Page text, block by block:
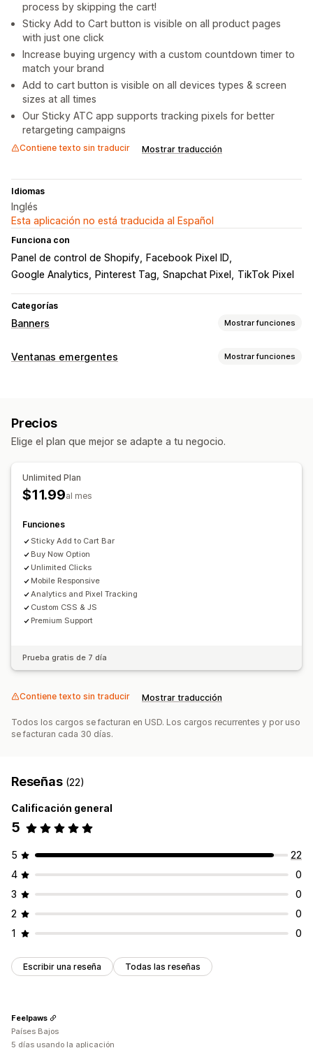
process by skipping the cart!
Sticky Add to Cart button is visible on all product pages
with just one click
Increase buying urgency with a custom countdown timer to
match your brand
Add to cart button is visible on all devices types & screen
sizes at all times
Our Sticky ATC app supports tracking pixels for better
retargeting campaigns
Contiene texto sin traducir Mostrar traducción
Idiomas
Inglés
Esta aplicación no está traducida al Español
Funciona con
Panel de control de Shopify
Facebook Pixel ID
Google Analytics
Pinterest Tag Snapchat Pixel TikTok Pixel
Categorías
Banners Mostrar funciones
Tipo de banner
Posición del banner
Segmentación geográfica
Segmentación por campaña
Informes y estadísticas
Seguimiento del rendimiento
Ventanas emergentes Mostrar funciones
Precios
Elige el plan que mejor se adapte a tu negocio.
Unlimited Plan
$11.99al mes
Funciones
Sticky Add to Cart Bar
Buy Now Option
Unlimited Clicks
Mobile Responsive
Analytics and Pixel Tracking
Custom CSS & JS
Premium Support
Prueba gratis de 7 día
Contiene texto sin traducir Mostrar traducción
Todos los cargos se facturan en USD. Los cargos recurrentes y por uso
se facturan cada 30 días.
Reseñas (22)
Calificación general
5
5
22
4
0
3
0
2
0
1
0
Escribir una reseña Todas las reseñas
Feelpaws
Países Bajos
5 días usando la aplicación